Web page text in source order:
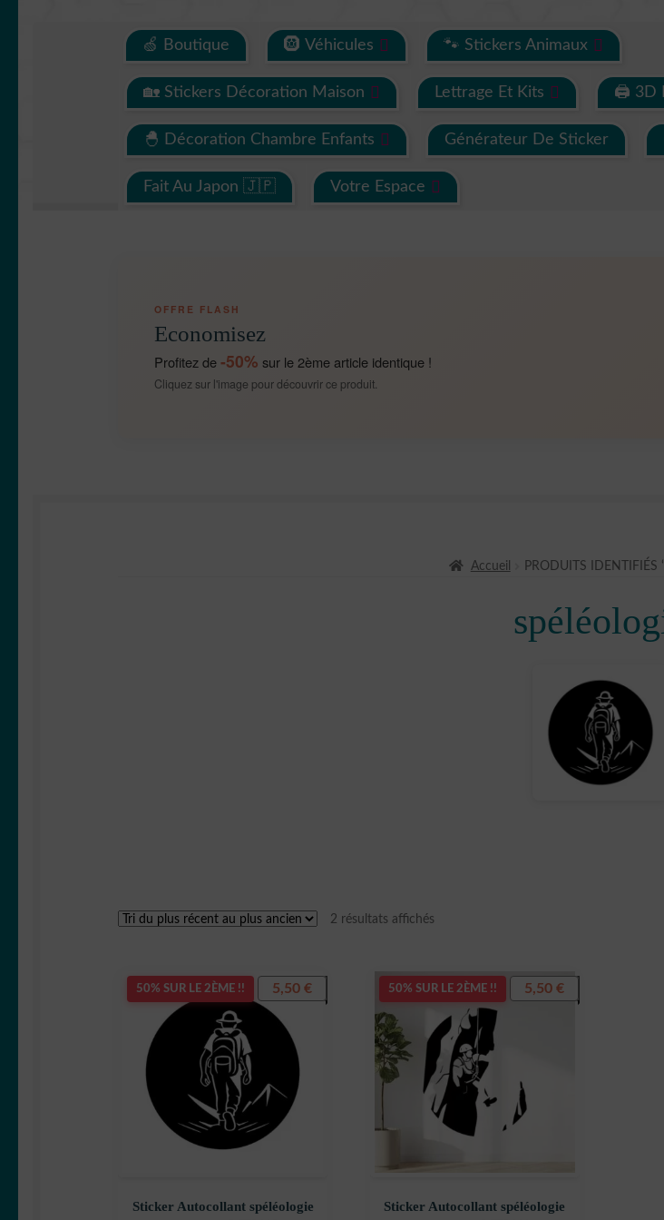
🍏 Boutique 🛞 Véhicules 🐾 Stickers Animaux
🏡 Stickers Décoration Maison Lettrage Et Kits 🖨 3D
🐣 Décoration Chambre Enfants Générateur De Sticker
Fait Au Japon 🇯🇵 Votre Espace
OFFRE FLASH
Economisez
Profitez de-50% sur le 2ème article identique !
Cliquez sur l'image pour découvrir ce produit.
Accueil PRODUITS IDENTIFIÉS
2 résultats affichés
récent
plus
ancien
50% SUR LE 2ÈME !!
Sticker Autocollant spéléologie
5,50€ 50% SUR LE 2ÈME !!
Sticker Autocollant spéléologie
5,50 €